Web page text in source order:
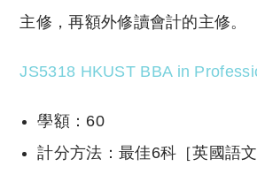
主修，再額外修讀會計的主修。
JS5318 HKUST BBA in
學額：60
計分方法：最佳6科［英國語